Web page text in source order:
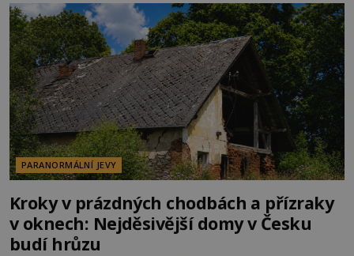
kolem 17 000 000 zábavychtivých lidí ročně. A ač je
velká snaha to utajit, někteří z
PARANORMÁLNÍ JEVY
Kroky v prázdných chodbách a přízraky
v oknech: Nejděsivější domy v Česku
budí hrůzu